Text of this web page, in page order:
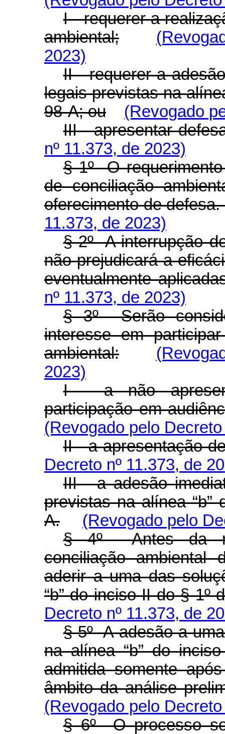
I - requerer a
ambiental;
2023)
II - requerer a
legais previstas na
98-A; ou
(Revogado
III - apresentar
nº 11.373, de 2023)
§ 1º O
de conciliação
oferecimento de defesa.
11.373, de 2023)
§ 2º A interrupção
não prejudicará a
eventualmente
nº 11.373, de 2023)
§ 3º Serão
interesse em
ambiental:
2023)
I - a não
participação em
(Revogado pelo
II - a apresentação
Decreto nº 11.373, de
III - a adesão
previstas na alínea
A.
(Revogado pelo
§ 4º Antes da
conciliação ambiental
aderir a uma das
“b” do inciso II do § 1º
Decreto nº 11.373, de
§ 5º A adesão a
na alínea “b” do
admitida somente
âmbito da análise
(Revogado pelo
§ 6º O processo